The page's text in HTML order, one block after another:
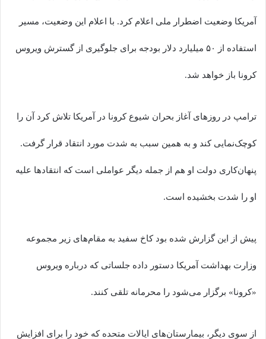
آمریکا وضعیت اضطرار ملی اعلام کرد. با اعلام این وضعیت، مسیر
استفاده از ۵۰ میلیارد دلار بودجه برای جلوگیری از گسترش ویروس
کرونا باز خواهد شد.
ترامپ در روزهای آغاز بحران شیوع کرونا در آمریکا تلاش کرد آن را
کوچک‌نمایی کند و به همین سبب به شدت مورد انتقاد قرار گرفت.
پنهان‌کاری دولت او هم از جمله دیگر عواملی است که انتقادها علیه
او را شدت بخشیده است.
پیش از این گزارش شده بود کاخ سفید به مقام‌های زیر مجموعه
وزارت بهداشت آمریکا دستور داده جلساتی که درباره ویروس
«کرونا» برگزار می‌شود را محرمانه تلقی کنند.
از سوی دیگر، بیمارستان‌های ایالات متحده که خود را برای افزایش